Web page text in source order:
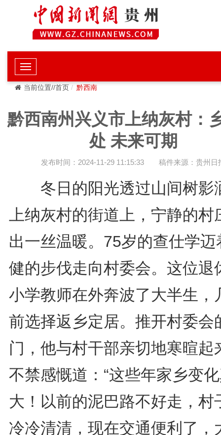
当前位置//首页 黔西南
黔西南州兴义市上纳灰村：
处 未来可期
发布时间：2024-11-29 11:15:33 稿件来源：贵州日
冬日的阳光透过山间树影
上纳灰村的街道上，宁静的村
出一丝温暖。75岁的查仕学迈
健的步伐走向村委会。这位退
小学教师在外奔波了大半生，
前选择返乡定居。推开村委会
门，他与村干部亲切地寒暄起
不禁感慨道：“这些年家乡变
大！以前的泥巴路不好走，村
冷冷清清，现在交通便利了，